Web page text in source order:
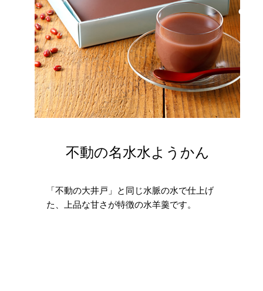
不動の名水水ようかん
「不動の大井戸」と同じ水脈の水で仕上げ
た、上品な甘さが特徴の水羊羹です。